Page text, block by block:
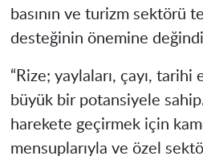
basının ve turizm sektörü
desteğinin önemine
“Rize; yaylaları, çayı,
büyük bir potansiyele
harekete geçirmek için
mensuplarıyla ve özel